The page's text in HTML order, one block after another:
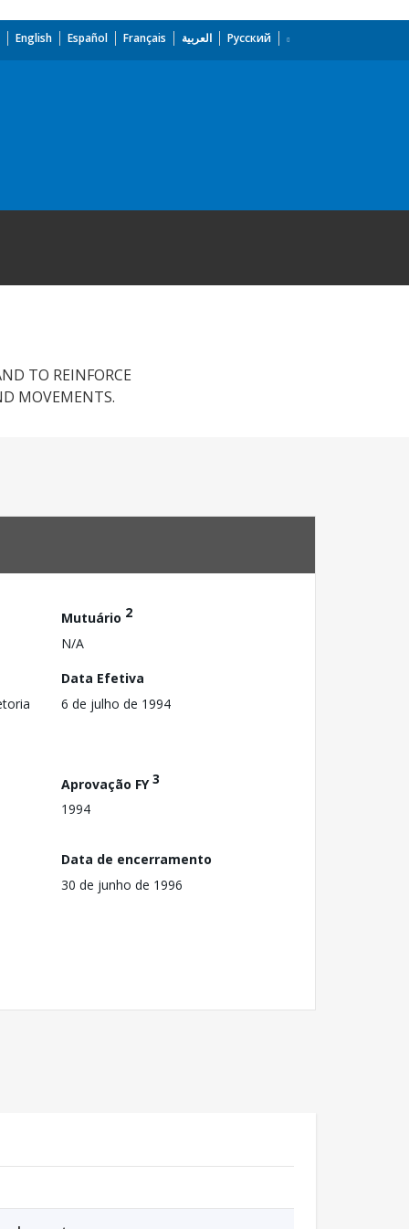
English Español Français العربية Русский
TO REINFORCE
MOVEMENTS.
Mutuário 2
N/A
Data Efetiva
6 de julho de 1994
Aprovação FY3
1994
Data de encerramento
30 de junho de 1996